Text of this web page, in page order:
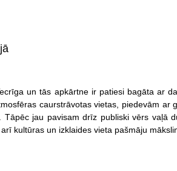
un tās apkārtne ir patiesi bagāta ar
caurstrāvotas vietas, piedevām ar
Tāpēc jau pavisam drīz publiski vērs vaļā
kultūras un izklaides vieta pašmāju